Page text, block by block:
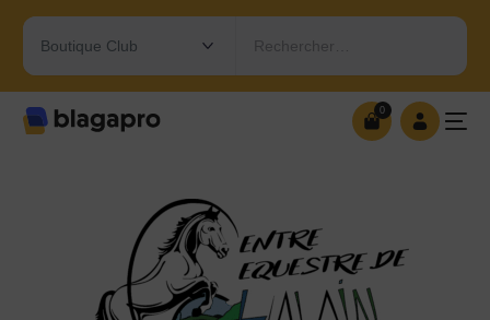
Rechercher…
0